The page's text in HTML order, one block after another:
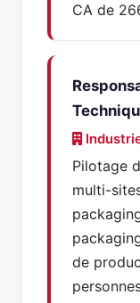
CA de
Pilotage
multi-
de